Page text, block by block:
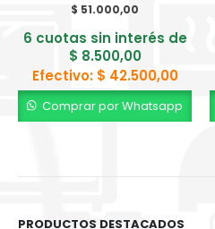
$ 51.000,00
6 cuotas sin interés de
$ 8.500,00
Efectivo: $ 42.500,00
Comprar por Whatsapp
PRODUCTOS DESTACADOS